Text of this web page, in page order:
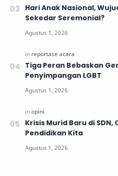
Hari Anak Nasional,
Sekedar Seremonial?
Tiga Peran Bebaskan
Penyimpangan LGBT
Krisis Murid Baru di
Pendidikan Kita